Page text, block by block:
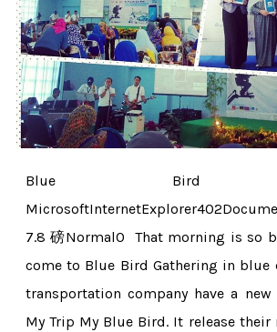
Blue Bird
7.8 磅Normal0 That morning is so
come to Blue Bird Gathering in blue
transportation company have a
My Trip My Blue Bird. It release their